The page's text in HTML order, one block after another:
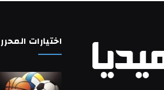
اختيارات المحرر